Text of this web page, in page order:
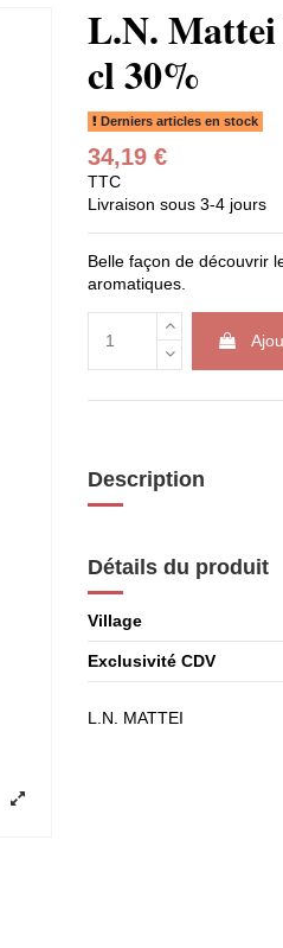
L.N.
cl 30%
Derniers articles en stock
34,19 €
TTC
Livraison sous 3-4 jours
Belle façon de découvrir
aromatiques.
Description
Détails du produit
Village
Exclusivité CDV
L.N. MATTEI